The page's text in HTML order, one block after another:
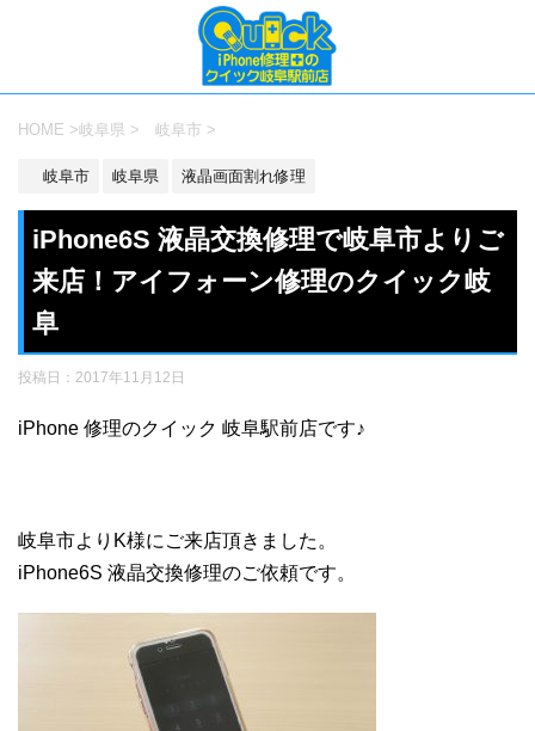
HOME >岐阜県 > 岐阜市 >
岐阜市 岐阜県 液晶画面割れ修理
iPhone6S 液晶交換修理で岐阜市よりご
来店！アイフォーン修理のクイック岐
阜
投稿日： 2017年11月12日
iPhone 修理のクイック 岐阜駅前店です♪
岐阜市よりK様にご来店頂きました。
iPhone6S 液晶交換修理のご依頼です。